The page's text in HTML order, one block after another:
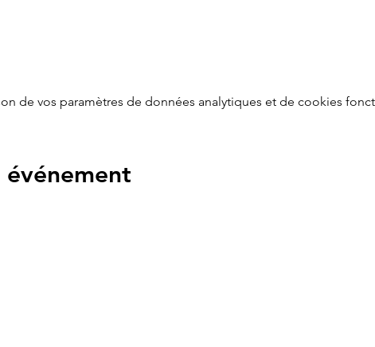
de vos paramètres de données analytiques et de cookies